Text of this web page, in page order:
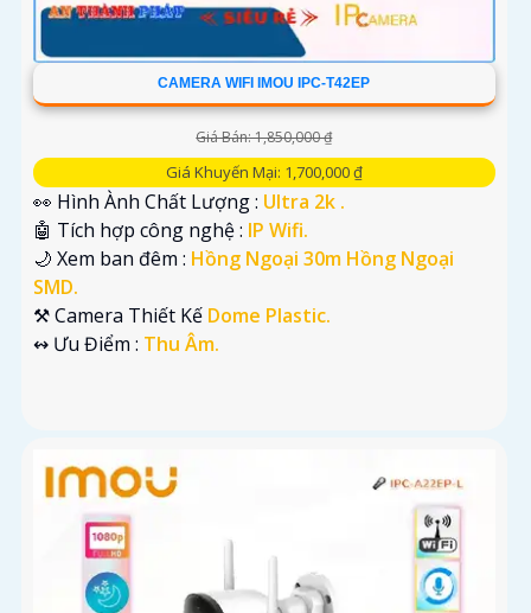
CAMERA WIFI IMOU IPC-T42EP
Giá Bán: 1,850,000 ₫
Giá Khuyến Mại: 1,700,000 ₫
👀 Hình Ành Chất Lượng : Ultra 2k .
🤖️ Tích hợp công nghệ : IP Wifi.
🌙 Xem ban đêm : Hồng Ngoại 30m Hồng Ngoại
SMD.
⚒ Camera Thiết Kế Dome Plastic.
️↭ Ưu Điểm : Thu Âm.